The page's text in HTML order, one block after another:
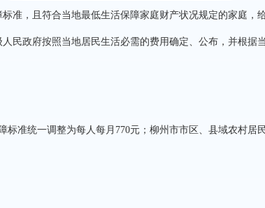
准，且符合当地最低生活保障家庭财产状况规定的家庭，
民政府按照当地居民生活必需的费用确定、公布，并根据
标准统一调整为每人每月 770元；柳州市市区、县域农村居